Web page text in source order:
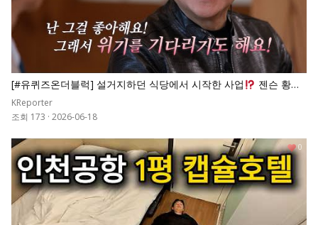
[#유퀴즈온더블럭] 설거지하던 식당에서 시작한 사업
젠슨 황이
파산 직전인 엔비디아를 세계 시총 1위로 만든 비결
KReporter
조회 173 · 2026-06-18
0